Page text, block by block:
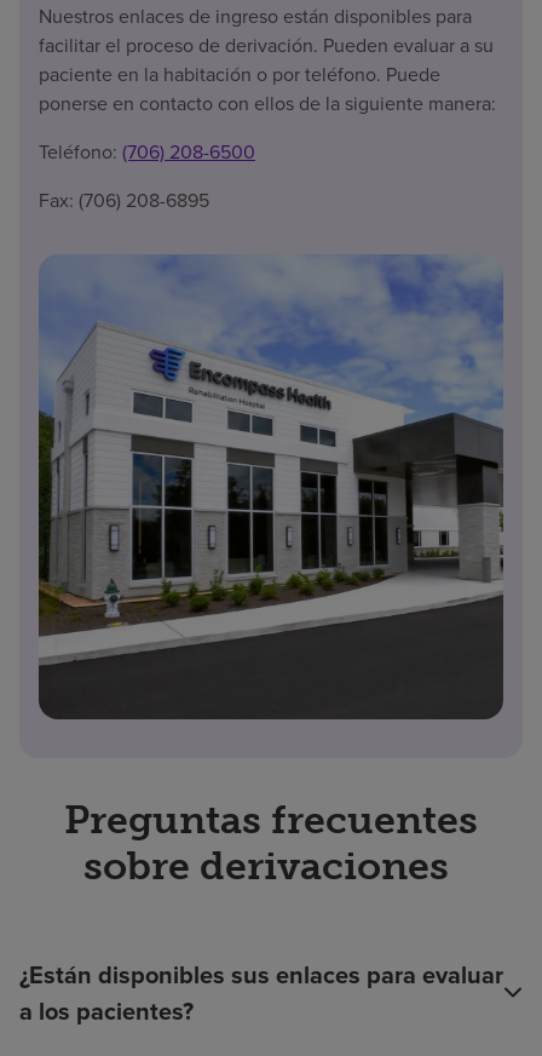
Nuestros enlaces de ingreso están disponibles para
facilitar el proceso de derivación. Pueden evaluar a su
paciente en la habitación o por teléfono. Puede
ponerse en contacto con ellos de la siguiente manera:
Teléfono: (706) 208-6500
Fax: (706) 208-6895
Preguntas frecuentes
sobre derivaciones
¿Están disponibles sus enlaces para evaluar
a los pacientes?